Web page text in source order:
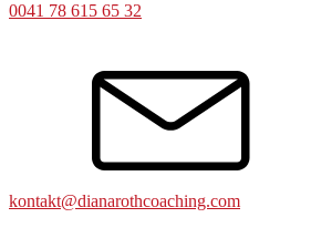
0041 78 615 65 32
kontakt@dianarothcoaching.com